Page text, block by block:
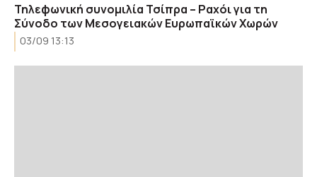
Τηλεφωνική συνομιλία Τσίπρα – Ραχόι για τη
Σύνοδο των Μεσογειακών Ευρωπαϊκών Χωρών
03/09 13:13